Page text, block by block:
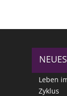
Leben
Zyklus